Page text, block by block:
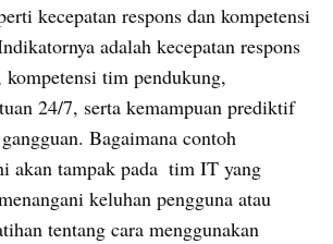
kecepatan respons dan kompetensi
adalah kecepatan respons
tim pendukung,
24/7, serta kemampuan prediktif
Bagaimana contoh
akan tampak pada  tim IT yang
keluhan pengguna atau
tentang cara menggunakan